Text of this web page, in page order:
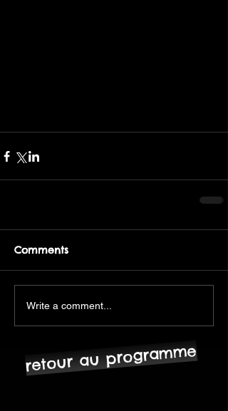
Comments
Write a comment...
retour au programme